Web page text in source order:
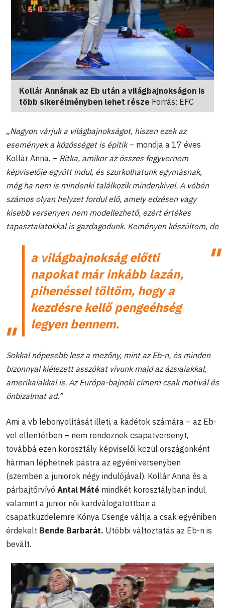
Kollár Annának az Eb után a világbajnokságon is
több sikerélményben lehet része Forrás: EFC
„Nagyon várjuk a világbajnokságot, hiszen ezek az
események a közösséget is építik– mondja a 17 éves
Kollár Anna. – Ritka, amikor az összes fegyvernem
képviselője együtt indul, és szurkolhatunk egymásnak,
még ha nem is mindenki találkozik mindenkivel. A vébén
számos olyan helyzet fordul elő, amely edzésen vagy
kisebb versenyen nem modellezhető, ezért értékes
tapasztalatokkal is gazdagodunk. Keményen készültem, de
a világbajnokság előtti
napokat már inkább lazán,
pihenéssel töltöm, hogy a
kezdésre kellő pengeéhség
legyen bennem.
Sokkal népesebb lesz a mezőny, mint az Eb-n, és minden
bizonnyal kiélezett asszókat vívunk majd az ázsiaiakkal,
amerikaiakkal is. Az Európa-bajnoki címem csak motivál és
önbizalmat ad.”
Ami a vb lebonyolítását illeti, a kadétok számára – az Eb-
vel ellentétben – nem rendeznek csapatversenyt,
továbbá ezen korosztály képviselői közül országonként
hárman léphetnek pástra az egyéni versenyben
(szemben a juniorok négy indulójával). Kollár Anna és a
párbajtőrvívó Antal Máté mindkét korosztályban indul,
valamint a junior női kardválogatottban a
csapatküzdelemre Kónya Csenge váltja a csak egyéniben
érdekelt Bende Barbarát. Utóbbi változtatás az Eb-n is
bevált.